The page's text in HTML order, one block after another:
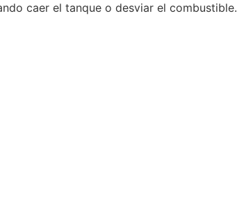
caer el tanque o desviar el combustible.